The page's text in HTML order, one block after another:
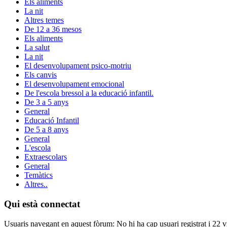
Els aliments
La nit
Altres temes
De 12 a 36 mesos
Els aliments
La salut
La nit
El desenvolupament psico-motriu
Els canvis
El desenvolupament emocional
De l'escola bressol a la educació infantil.
De 3 a 5 anys
General
Educació Infantil
De 5 a 8 anys
General
L'escola
Extraescolars
General
Temàtics
Altres..
Qui està connectat
Usuaris navegant en aquest fòrum: No hi ha cap usuari registrat i 22